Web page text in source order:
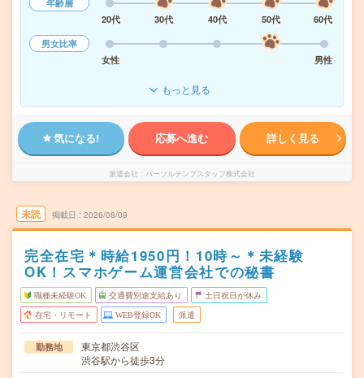
年齢層
20代
30代 40代 50代
60代
男女比率
女性
男性
もっと見る
気になる! 応募へ進む 詳しく見る
派遣会社 パーソルテンプスタッフ株式会社
未読 掲載日 2026/08/09
完全在宅＊時給1950円！10時～＊未経験
OK！スマホゲーム運営会社での秘書
職種未経験OK 交通費別途支給あり 土日祝日が休み
在宅・リモート WEB登録OK 派遣
勤務地
東京都渋谷区
渋谷駅から徒歩3分